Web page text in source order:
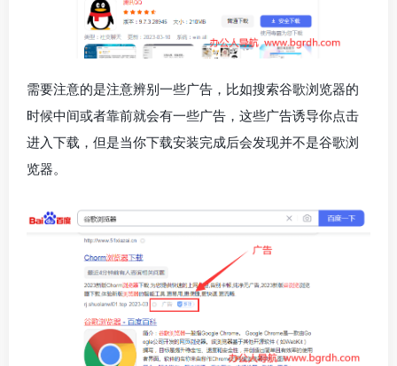
需要注意的是注意辨别一些广告，比如搜索谷歌浏览器的
时候中间或者靠前就会有一些广告，这些广告诱导你点击
进入下载，但是当你下载安装完成后会发现并不是谷歌浏
览器。